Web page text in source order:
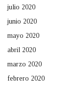
julio 2020
junio 2020
mayo 2020
abril 2020
marzo 2020
febrero 2020